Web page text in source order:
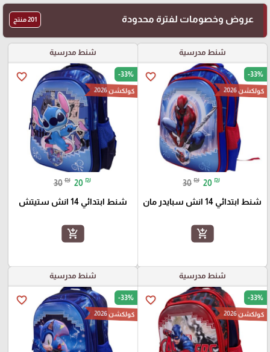
عروض وخصومات لفترة محدودة 201 منتج
شنط مدرسية
favorite_border -33%
كولكشن 2026
30 ₪ 20 ₪
شنط ابتدائي 14 انش سبايدر مان
add_shopping_cart
شنط مدرسية
favorite_border -33%
كولكشن 2026
30 ₪ 20 ₪
شنط ابتدائي 14 انش ستيتش
add_shopping_cart
شنط مدرسية
favorite_border -33%
كولكشن 2026
شنط مدرسية
favorite_border -33%
كولكشن 2026